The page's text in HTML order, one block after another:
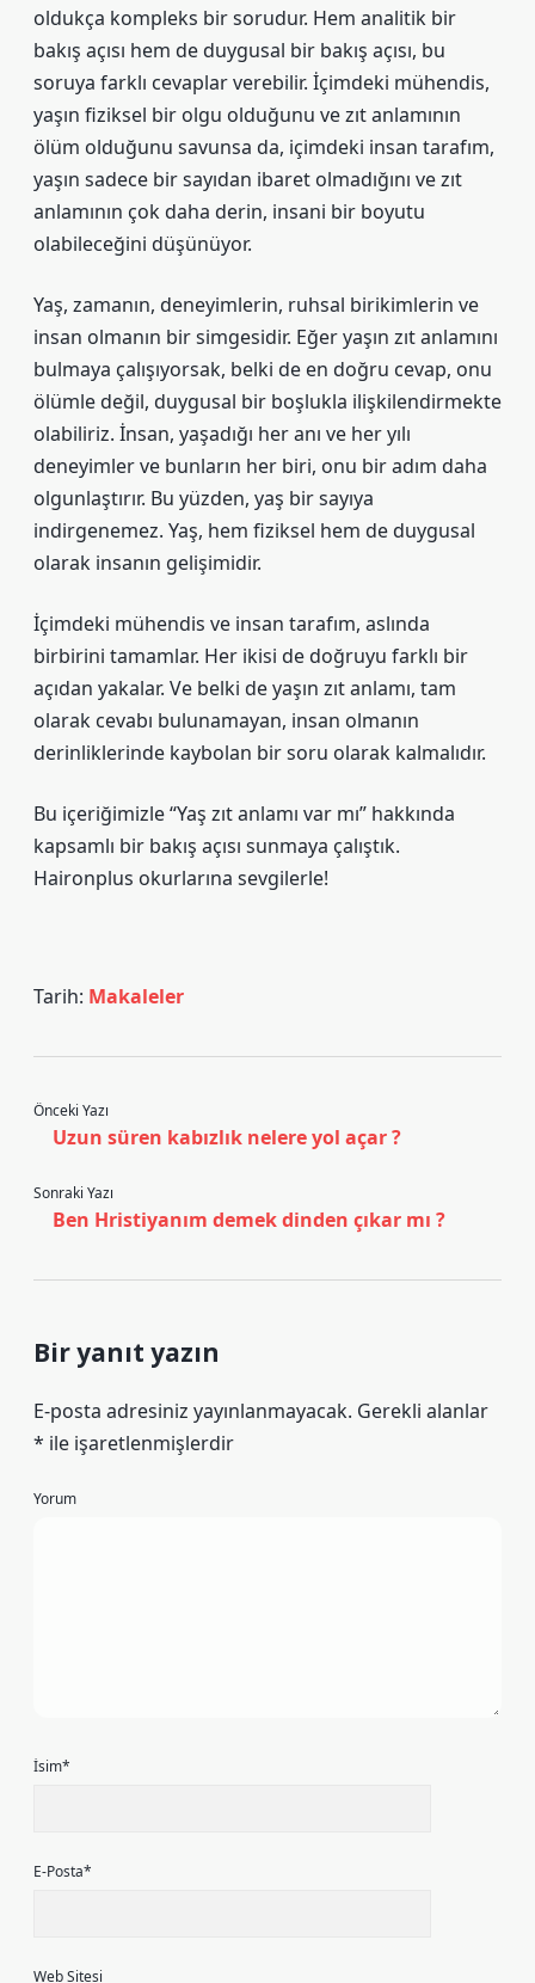
oldukça kompleks bir sorudur. Hem analitik bir
bakış açısı hem de duygusal bir bakış açısı, bu
soruya farklı cevaplar verebilir. İçimdeki mühendis,
yaşın fiziksel bir olgu olduğunu ve zıt anlamının
ölüm olduğunu savunsa da, içimdeki insan tarafım,
yaşın sadece bir sayıdan ibaret olmadığını ve zıt
anlamının çok daha derin, insani bir boyutu
olabileceğini düşünüyor.
Yaş, zamanın, deneyimlerin, ruhsal birikimlerin ve
insan olmanın bir simgesidir. Eğer yaşın zıt anlamını
bulmaya çalışıyorsak, belki de en doğru cevap, onu
ölümle değil, duygusal bir boşlukla ilişkilendirmekte
olabiliriz. İnsan, yaşadığı her anı ve her yılı
deneyimler ve bunların her biri, onu bir adım daha
olgunlaştırır. Bu yüzden, yaş bir sayıya
indirgenemez. Yaş, hem fiziksel hem de duygusal
olarak insanın gelişimidir.
İçimdeki mühendis ve insan tarafım, aslında
birbirini tamamlar. Her ikisi de doğruyu farklı bir
açıdan yakalar. Ve belki de yaşın zıt anlamı, tam
olarak cevabı bulunamayan, insan olmanın
derinliklerinde kaybolan bir soru olarak kalmalıdır.
Bu içeriğimizle “Yaş zıt anlamı var mı” hakkında
kapsamlı bir bakış açısı sunmaya çalıştık.
Haironplus okurlarına sevgilerle!
Tarih: Makaleler
Önceki Yazı
Uzun süren kabızlık nelere yol açar ?
Sonraki Yazı
Ben Hristiyanım demek dinden çıkar mı ?
Bir yanıt yazın
E-posta adresiniz yayınlanmayacak. Gerekli alanlar
* ile işaretlenmişlerdir
Yorum
İsim*
E-Posta*
Web Sitesi